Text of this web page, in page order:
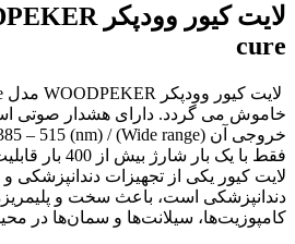
cure
خاموش می گردد. دارای هشدار صوتی
فقط با یک بار
لایت کیور یکی از تجهیزات
دندانپزشکی است، باعث سخت و
کامپوزیت‌ها، سیلانت‌ها و سمان‌ها در